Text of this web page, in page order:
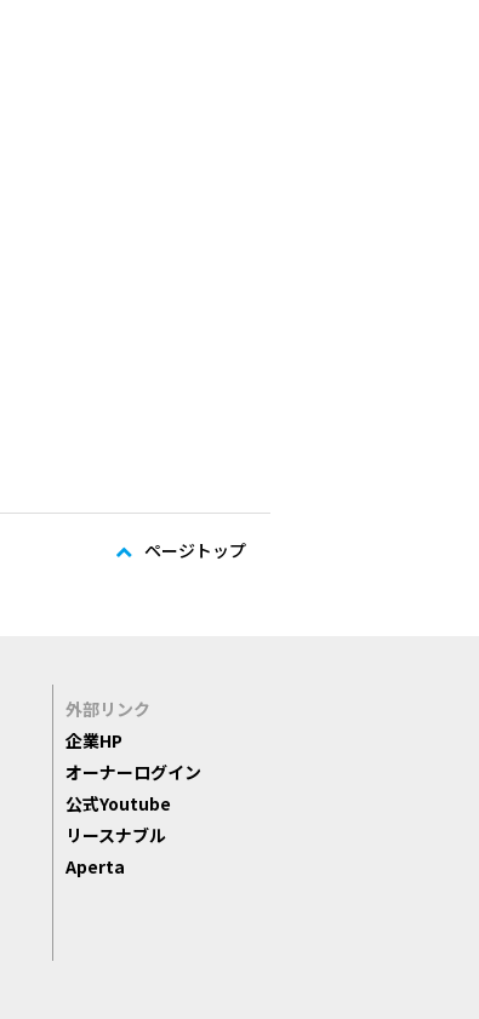
ページトップ
外部リンク
企業HP
オーナーログイン
公式Youtube
リースナブル
Aperta